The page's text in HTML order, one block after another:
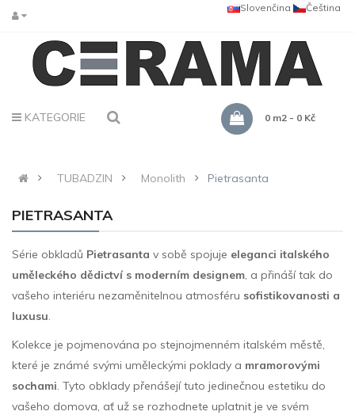
Čeština
Slovenčina
KATEGORIE 0 m2 - 0 Kč
TUBADZIN Monolith Pietrasanta
PIETRASANTA
Série obkladů Pietrasanta v sobě spojuje eleganci italského
uměleckého dědictví s moderním designem, a přináší tak do
vašeho interiéru nezaměnitelnou atmosféru sofistikovanosti a
luxusu.
Kolekce je pojmenována po stejnojmenném italském městě,
které je známé svými uměleckými poklady a mramorovými
sochami. Tyto obklady přenášejí tuto jedinečnou estetiku do
vašeho domova, ať už se rozhodnete uplatnit je ve svém